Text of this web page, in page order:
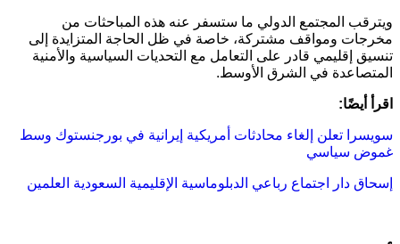
ويترقب المجتمع الدولي ما ستسفر عنه هذه المباحثات من
مخرجات ومواقف مشتركة، خاصة في ظل الحاجة المتزايدة إلى
تنسيق إقليمي قادر على التعامل مع التحديات السياسية والأمنية
المتصاعدة في الشرق الأوسط.
اقرأ أيضًا:
سويسرا تعلن إلغاء محادثات أمريكية إيرانية في بورجنستوك وسط
غموض سياسي
إسحاق دار اجتماع رباعي الدبلوماسية الإقليمية السعودية العلمين